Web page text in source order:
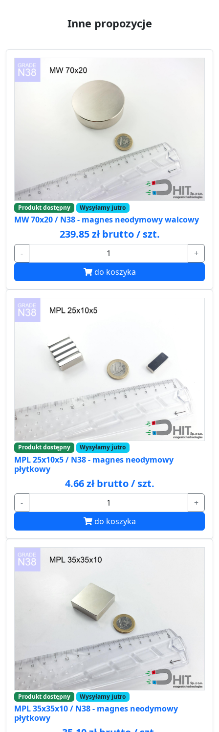
Inne propozycje
Produkt dostępny Wysyłamy jutro
MW 70x20 / N38 - magnes neodymowy walcowy
239.85 zł brutto / szt.
-
+
do koszyka
Produkt dostępny Wysyłamy jutro
MPL 25x10x5 / N38 - magnes neodymowy
płytkowy
4.66 zł brutto / szt.
-
+
do koszyka
Produkt dostępny Wysyłamy jutro
MPL 35x35x10 / N38 - magnes neodymowy
płytkowy